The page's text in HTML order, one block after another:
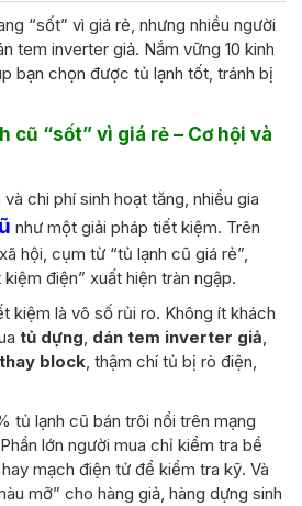
“sốt” vì giá rẻ, nhưng nhiều người
tem inverter giả. Nắm vững 10 kinh
bạn chọn được tủ lạnh tốt, tránh bị
cũ “sốt” vì giá rẻ – Cơ hội và
chi phí sinh hoạt tăng, nhiều gia
như một giải pháp tiết kiệm. Trên
hội, cụm từ “tủ lạnh cũ giá rẻ”,
điện” xuất hiện tràn ngập.
kiệm là vô số rủi ro. Không ít khách
tủ dựng, dán tem inverter giả,
block, thậm chí tủ bị rò điện,
tủ lạnh cũ bán trôi nổi trên mạng
lớn người mua chỉ kiểm tra bề
mạch điện tử để kiểm tra kỹ. Và
mỡ” cho hàng giả, hàng dựng sinh